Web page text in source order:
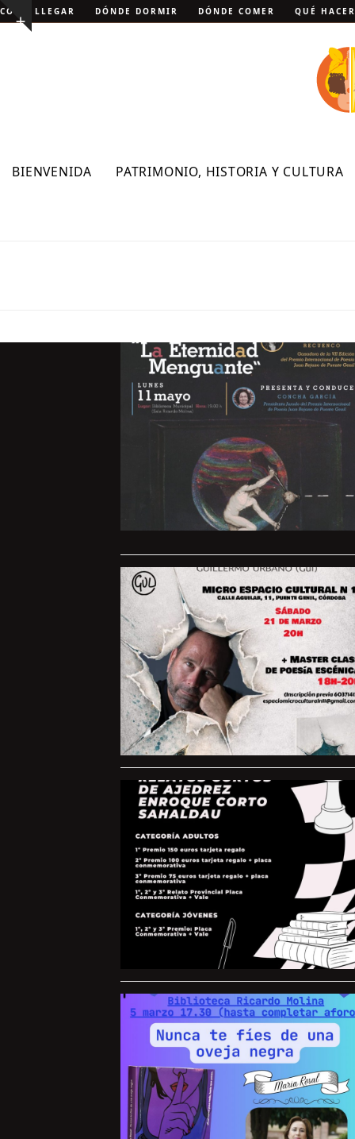
Skip
to Show
CÓMO LLEGAR DÓNDE DORMIR DÓNDE COMER QUÉ HACER
BIENVENIDA PATRIMONIO, HISTORIA Y CULTURA